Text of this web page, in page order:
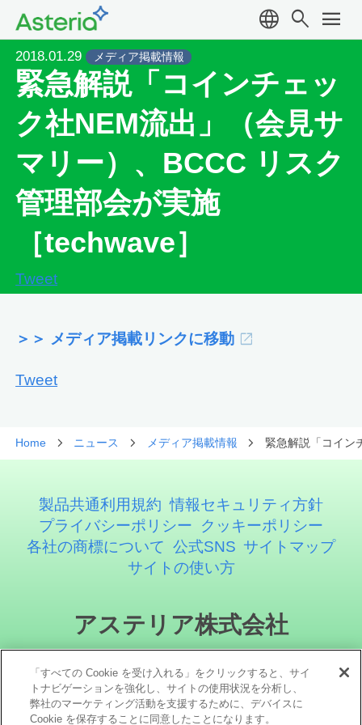
language search menu
2018.01.29 メディア掲載情報
緊急解説「コインチェッ
ク社NEM流出」（会見サ
マリー）、BCCC リスク
管理部会が実施
［techwave］
Tweet
＞＞ メディア掲載リンクに移動
Tweet
Home ニュース メディア掲載情報 緊急解説「コイン
製品共通利用規約 情報セキュリティ方針
プライバシーポリシー
クッキーポリシー
各社の商標について 公式SNS サイトマップ
サイトの使い方
アステリア株式会社
「すべての Cookie を受け入れる」をクリックすると、サイ
トナビゲーションを強化し、サイトの使用状況を分析し、
弊社のマーケティング活動を支援するために、デバイスに
Cookie を保存することに同意したことになります。